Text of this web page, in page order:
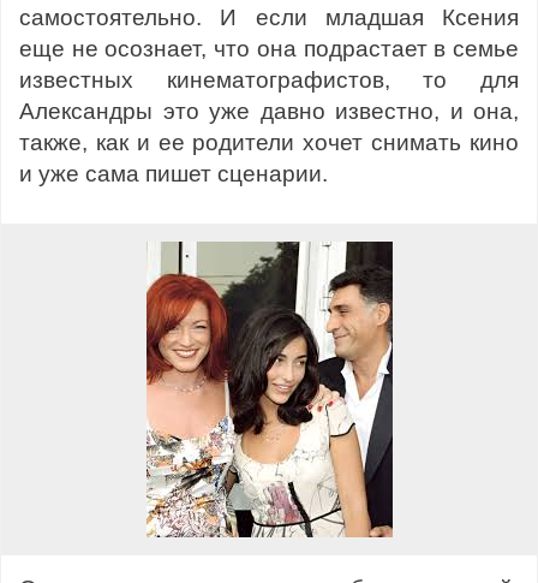
самостоятельно. И если младшая Ксения
еще не осознает, что она подрастает в семье
известных кинематографистов, то для
Александры это уже давно известно, и она,
также, как и ее родители хочет снимать кино
и уже сама пишет сценарии.